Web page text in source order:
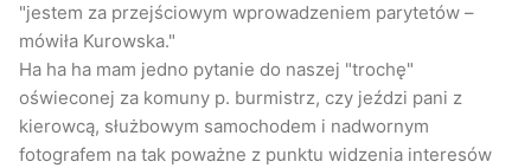
"jestem za przejściowym wprowadzeniem parytetów –
mówiła Kurowska."
Ha ha ha mam jedno pytanie do naszej "trochę"
oświeconej za komuny p. burmistrz, czy jeździ pani z
kierowcą, służbowym samochodem i nadwornym
fotografem na tak poważne z punktu widzenia interesów